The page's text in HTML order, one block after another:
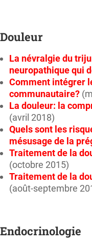
Douleur
La névralgie du
neuropathique qui
Comment intégrer
communautaire?
La douleur: la
(avril 2018)
Quels sont les
mésusage de la
Traitement de la
(octobre 2015)
Traitement de la
(août-septembre
Endocrinologie